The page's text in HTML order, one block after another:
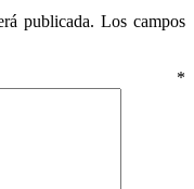
publicada. Los campos
*